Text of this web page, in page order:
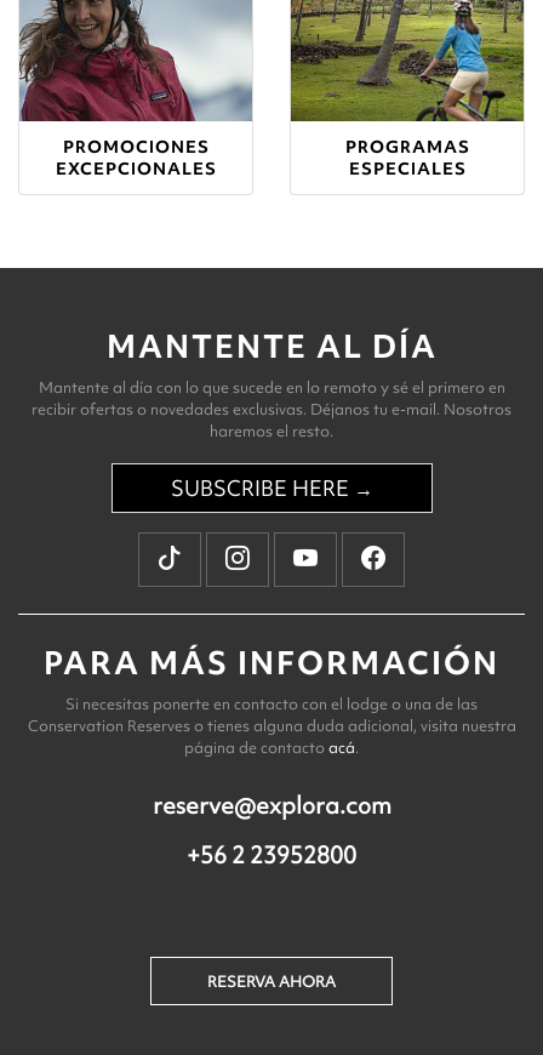
PROMOCIONES
EXCEPCIONALES
PROGRAMAS
ESPECIALES
MANTENTE AL DÍA
Mantente al día con lo que sucede en lo remoto y sé el primero en
recibir ofertas o novedades exclusivas. Déjanos tu e-mail. Nosotros
haremos el resto.
SUBSCRIBE HERE →
PARA MÁS INFORMACIÓN
Si necesitas ponerte en contacto con el lodge o una de las
Conservation Reserves o tienes alguna duda adicional, visita nuestra
página de contactoacá.
reserve@explora.com
+56 2 23952800
RESERVA AHORA